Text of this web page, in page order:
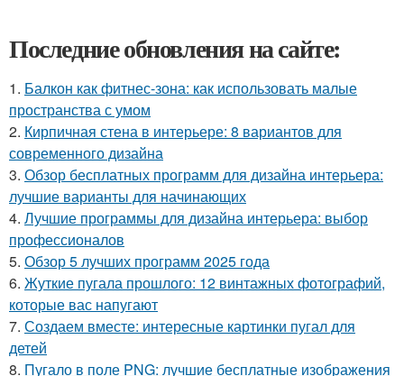
Последние обновления на сайте:
1. Балкон как фитнес-зона: как использовать малые
пространства с умом
2. Кирпичная стена в интерьере: 8 вариантов для
современного дизайна
3. Обзор бесплатных программ для дизайна интерьера:
лучшие варианты для начинающих
4. Лучшие программы для дизайна интерьера: выбор
профессионалов
5. Обзор 5 лучших программ 2025 года
6. Жуткие пугала прошлого: 12 винтажных фотографий,
которые вас напугают
7. Создаем вместе: интересные картинки пугал для
детей
8. Пугало в поле PNG: лучшие бесплатные изображения